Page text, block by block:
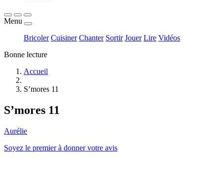
Menu
Bricoler Cuisiner Chanter Sortir Jouer Lire Vidéos
Bonne lecture
Accueil
S’mores 11
S’mores 11
Aurélie
Soyez le premier à donner votre avis